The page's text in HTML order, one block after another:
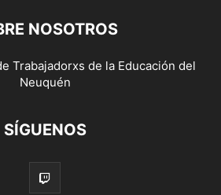
NOSOTROS
Trabajadorxs de la Educación del
Neuquén
SÍGUENOS